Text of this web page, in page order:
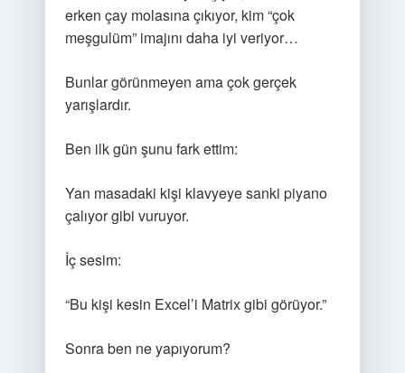
erken çay molasına çıkıyor, kim “çok
meşgulüm” imajını daha iyi veriyor…
Bunlar görünmeyen ama çok gerçek
yarışlardır.
Ben ilk gün şunu fark ettim:
Yan masadaki kişi klavyeye sanki piyano
çalıyor gibi vuruyor.
İç sesim:
“Bu kişi kesin Excel’i Matrix gibi görüyor.”
Sonra ben ne yapıyorum?